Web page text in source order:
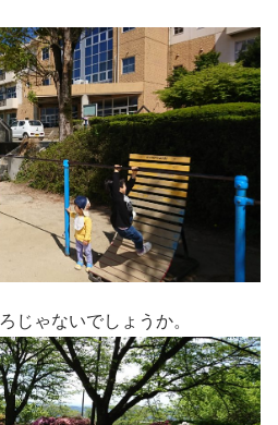
じゃないでしょうか。